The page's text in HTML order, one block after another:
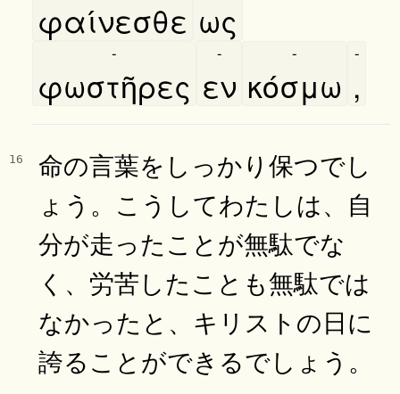
φαίνεσθε ως
φωστῆρες
-
εν
-
κόσμω
-
,
-
16
命の言葉をしっかり保つでし
ょう。こうしてわたしは、自
分が走ったことが無駄でな
く、労苦したことも無駄では
なかったと、キリストの日に
誇ることができるでしょう。